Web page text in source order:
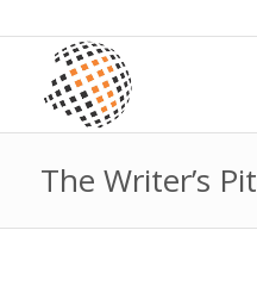
The Writer’s Pit